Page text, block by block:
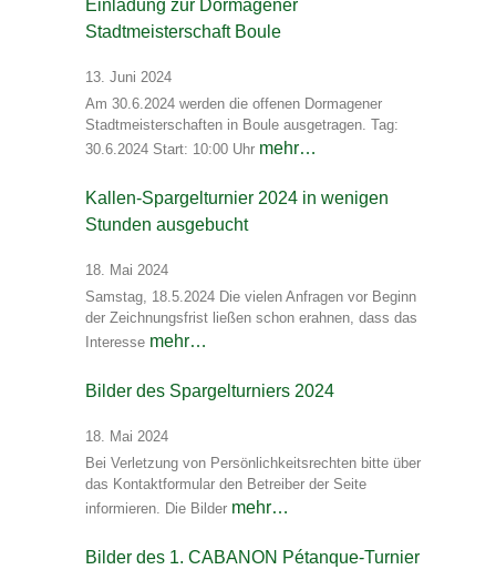
Einladung zur Dormagener
Stadtmeisterschaft Boule
13. Juni 2024
Am 30.6.2024 werden die offenen Dormagener
Stadtmeisterschaften in Boule ausgetragen. Tag:
30.6.2024 Start: 10:00 Uhr mehr…
Kallen-Spargelturnier 2024 in wenigen
Stunden ausgebucht
18. Mai 2024
Samstag, 18.5.2024 Die vielen Anfragen vor Beginn
der Zeichnungsfrist ließen schon erahnen, dass das
Interesse mehr…
Bilder des Spargelturniers 2024
18. Mai 2024
Bei Verletzung von Persönlichkeitsrechten bitte über
das Kontaktformular den Betreiber der Seite
informieren. Die Bilder mehr…
Bilder des 1. CABANON Pétanque-Turnier